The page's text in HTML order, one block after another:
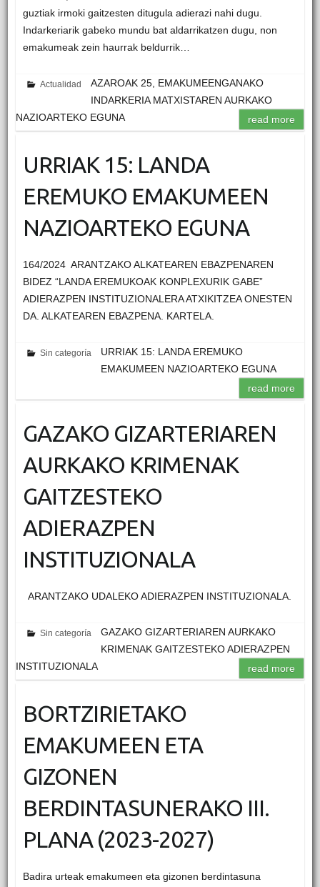
guztiak irmoki gaitzesten ditugula adierazi nahi dugu.
Indarkeriarik gabeko mundu bat aldarrikatzen dugu, non
emakumeak zein haurrak beldurrik…
Actualidad
AZAROAK 25, EMAKUMEENGANAKO
INDARKERIA MATXISTAREN AURKAKO
NAZIOARTEKO EGUNA
read more
URRIAK 15: LANDA
EREMUKO EMAKUMEEN
NAZIOARTEKO EGUNA
164/2024 ARANTZAKO ALKATEAREN EBAZPENAREN
BIDEZ “LANDA EREMUKOAK KONPLEXURIK GABE”
ADIERAZPEN INSTITUZIONALERA ATXIKITZEA ONESTEN
DA. ALKATEAREN EBAZPENA. KARTELA.
Sin categoría
URRIAK 15: LANDA EREMUKO
EMAKUMEEN NAZIOARTEKO EGUNA
read more
GAZAKO GIZARTERIAREN
AURKAKO KRIMENAK
GAITZESTEKO
ADIERAZPEN
INSTITUZIONALA
ARANTZAKO UDALEKO ADIERAZPEN INSTITUZIONALA.
Sin categoría
GAZAKO GIZARTERIAREN AURKAKO
KRIMENAK GAITZESTEKO ADIERAZPEN
INSTITUZIONALA
read more
BORTZIRIETAKO
EMAKUMEEN ETA
GIZONEN
BERDINTASUNERAKO III.
PLANA (2023-2027)
Badira urteak emakumeen eta gizonen berdintasuna